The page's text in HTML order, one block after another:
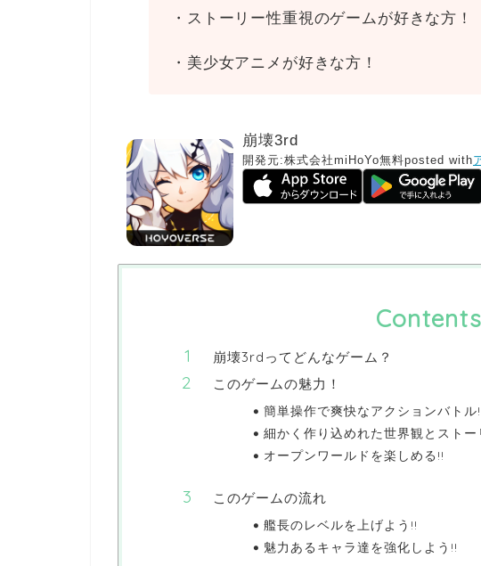
・ストーリー性重視のゲームが好きな方！
・美少女アニメが好きな方！
崩壊3rd
開発元:株式会社miHoYo無料posted with
Contents
崩壊3rdってどんなゲーム？
このゲームの魅力！
簡単操作で爽快なアクションバトル
細かく作り込めれた世界観とストー
オープンワールドを楽しめる!!
このゲームの流れ
艦長のレベルを上げよう!!
魅力あるキャラ達を強化しよう!!